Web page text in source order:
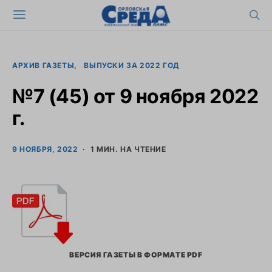
АРХИВ ГАЗЕТЫ ВЫПУСКИ ЗА 2022 ГОД
№7 (45) от 9 ноября 2022
г.
9 НОЯБРЯ, 2022 1 МИН. НА ЧТЕНИЕ
ВЕРСИЯ ГАЗЕТЫ В ФОРМАТЕ PDF